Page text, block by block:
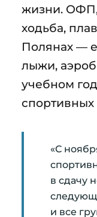
жизни. ОФП,
ходьба,
Полянах —
лыжи,
учебном
спортивных
«С
в сдачу
и все